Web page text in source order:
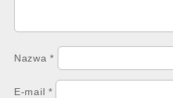
Nazwa*
E-mail *